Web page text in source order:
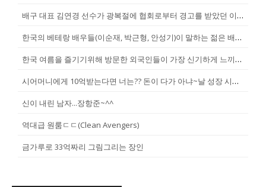
배구 대표 김연경 선수가 광복절에 협회로부터 경고를 받았던 이유
한국의 베테랑 배우들(이순재, 박근형, 안성기)이 말하는 젊은 배우들
한국 여름을 즐기기위해 방문한 외국인들이 가장 신기하게 느끼는 것(암내가...
시어머니에게 10억받는다면 너는?? 돈이 다가 아냐~날 성장 시켜줄 남자...
신이 내린 남자...장항준~^^
역대급 원룸ㄷㄷ(Clean Avengers)
금가루로 33억짜리 그림그리는 장인